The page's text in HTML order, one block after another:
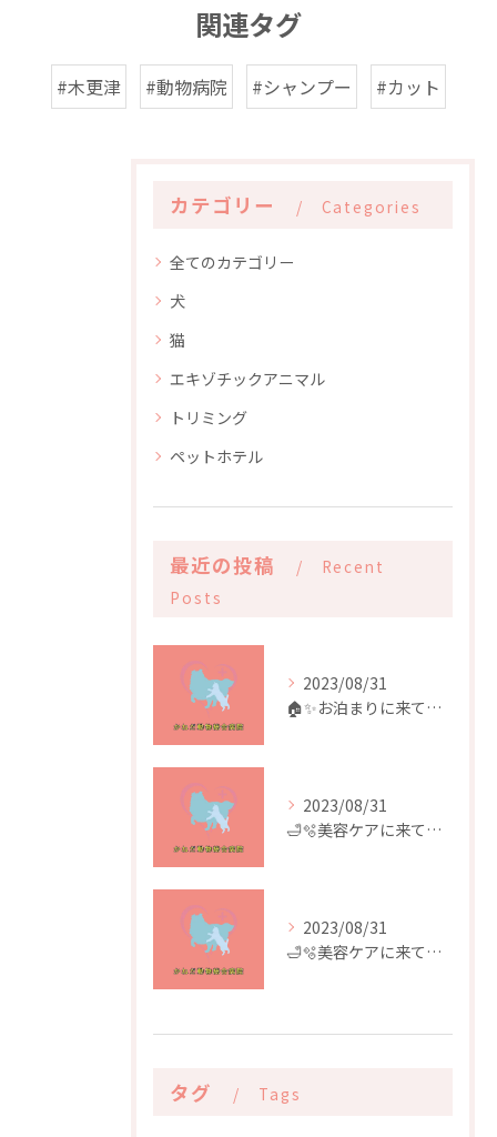
関連タグ
#木更津 #動物病院 #シャンプー #カット
カテゴリー Categories
全てのカテゴリー
犬
猫
エキゾチックアニマル
トリミング
ペットホテル
最近の投稿
Recent
Posts
2023/08/31
🏠✨️お泊まりに来てくれたお友達✨️🏠
2023/08/31
🛁🫧美容ケアに来てくれたお友達🫧🛁
2023/08/31
🛁🫧美容ケアに来てくれたお友達🫧🛁
タグ Tags